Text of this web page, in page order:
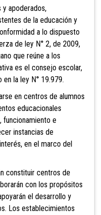
y apoderados,
de la educación y
a lo dispuesto
de ley N° 2, de 2009,
que reúne a los
es el consejo escolar,
la ley N° 19.979.
en centros de alumnos
educacionales
funcionamiento e
instancias de
en el marco del
constituir centros de
con los propósitos
el desarrollo y
Los establecimientos